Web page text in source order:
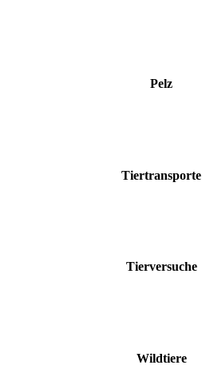
Pelz
Tiertransporte
Tierversuche
Wildtiere